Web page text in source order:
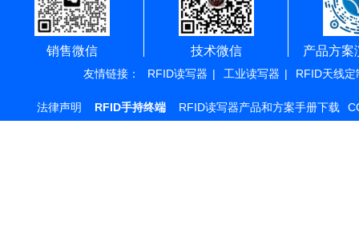
销售微信 技术微信 产品方案
友情链接： RFID读写器 | 工业读写器 | RFID天线定
法律声明 RFID手持终端 RFID读写器产品和方案手册下载